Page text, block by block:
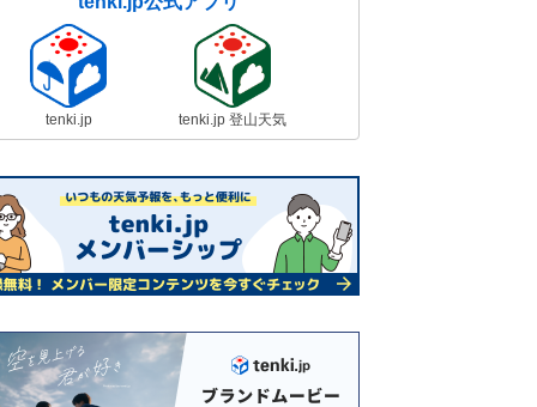
tenki.jp tenki.jp 登山天気